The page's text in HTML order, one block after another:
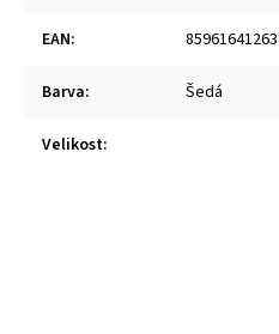
EAN:
Barva: Šedá
Velikost: